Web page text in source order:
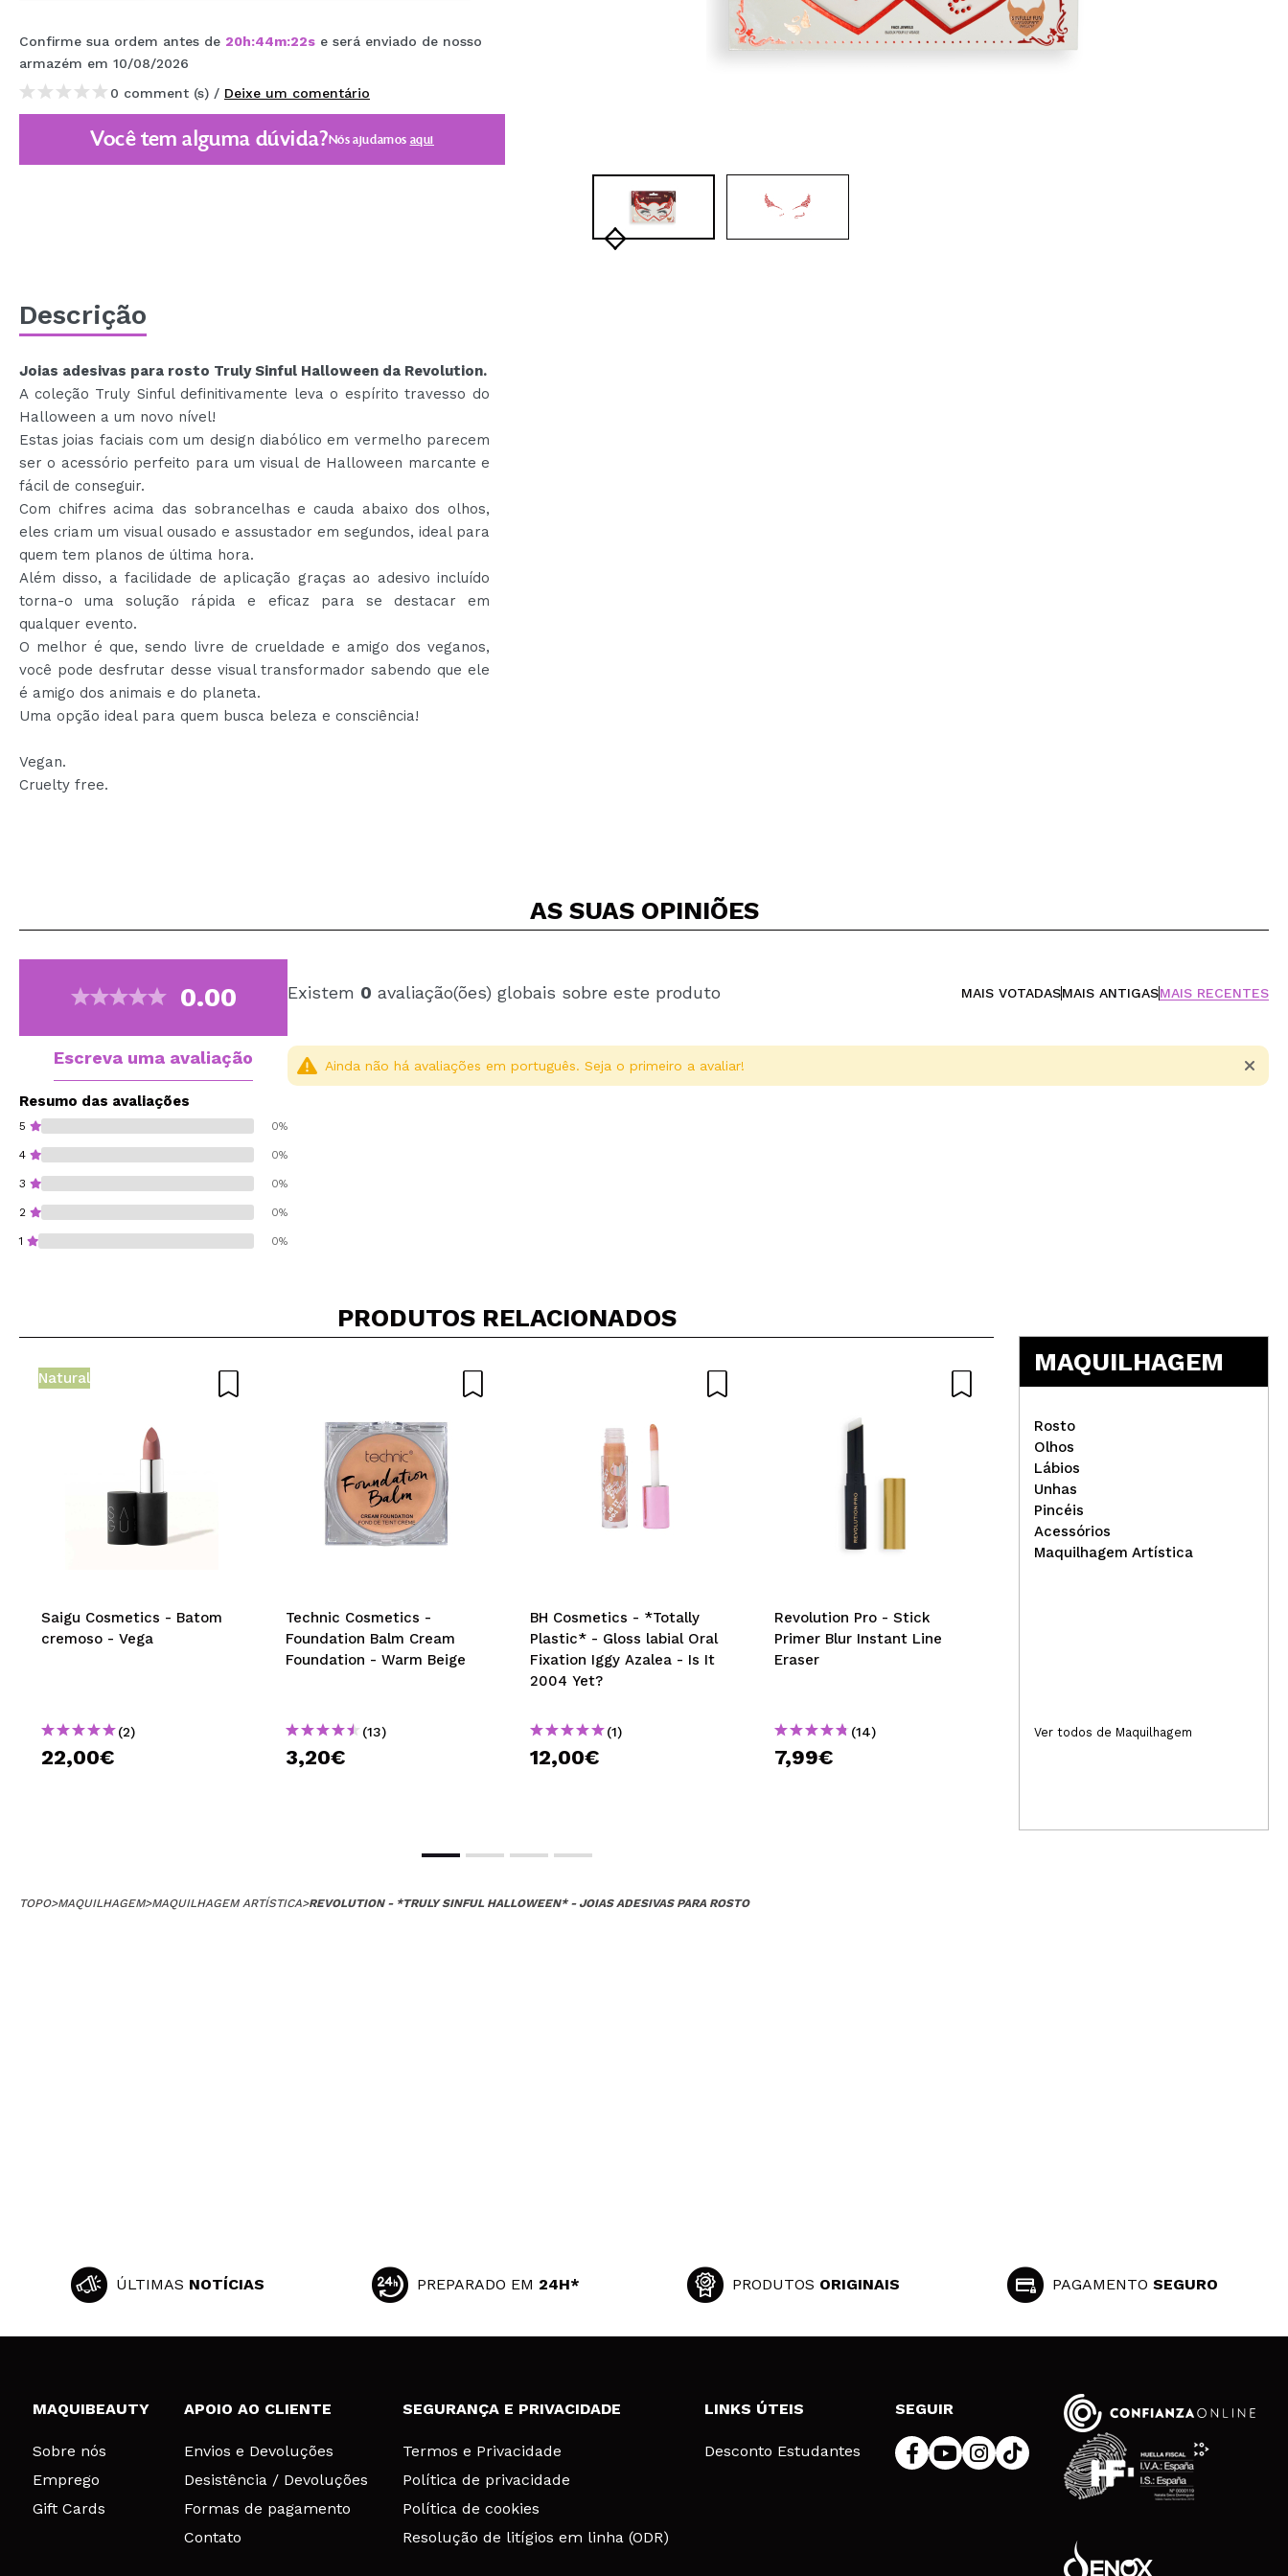
KOREA ZONE
TRAVEL SIZE
NATURE
EM BREVE
CRIAR CONTA
Confirme sua ordem antes de 20h:44m:21se será enviado de nosso
armazém em 10/08/2026
0 comment (s) / Deixe um comentário
Você tem alguma dúvida?Nós ajudamos aqui
Descrição
Joias adesivas para rosto Truly Sinful Halloween da Revolution.
A coleção Truly Sinful definitivamente leva o espírito travesso do
Halloween a um novo nível!
Estas joias faciais com um design diabólico em vermelho parecem
ser o acessório perfeito para um visual de Halloween marcante e
fácil de conseguir.
Com chifres acima das sobrancelhas e cauda abaixo dos olhos,
eles criam um visual ousado e assustador em segundos, ideal para
quem tem planos de última hora.
Além disso, a facilidade de aplicação graças ao adesivo incluído
torna-o uma solução rápida e eficaz para se destacar em
qualquer evento.
O melhor é que, sendo livre de crueldade e amigo dos veganos,
você pode desfrutar desse visual transformador sabendo que ele
é amigo dos animais e do planeta.
Uma opção ideal para quem busca beleza e consciência!
Vegan.
Cruelty free.
AS SUAS OPINIÕES
0.00
Escreva uma avaliação
Resumo das avaliações
5 0%
4 0%
3 0%
2 0%
1 0%
Existem 0 avaliação(ões) globais sobre este produto MAIS VOTADASMAIS ANTIGASMAIS RECENTES
Ainda não há avaliações em português. Seja o primeiro a avaliar!
PRODUTOS RELACIONADOS
Natural
Saigu Cosmetics - Batom
cremoso - Vega
(2)
22,00€
Technic Cosmetics -
Foundation Balm Cream
Foundation - Warm Beige
(13)
3,20€
BH Cosmetics - *Totally
Plastic* - Gloss labial Oral
Fixation Iggy Azalea - Is It
2004 Yet?
(1)
12,00€
Revolution Pro - Stick
Primer Blur Instant Line
Eraser
(14)
7,99€
COSRX - Creme Facial The
Retinol 0.1
(1)
MAQUILHAGEM
Rosto
Olhos
Lábios
Unhas
Pincéis
Acessórios
Maquilhagem Artística
Ver todos de Maquilhagem
TOPO>MAQUILHAGEM>MAQUILHAGEM ARTÍSTICA>REVOLUTION - *TRULY SINFUL HALLOWEEN* - JOIAS ADESIVAS PARA ROSTO
ÚLTIMAS NOTÍCIAS PREPARADO EM 24H* PRODUTOS ORIGINAIS PAGAMENTOSEGURO
MAQUIBEAUTY
Sobre nós
Emprego
Gift Cards
APOIO AO CLIENTE
Envios e Devoluções
Desistência / Devoluções
Formas de pagamento
Contato
SEGURANÇA E PRIVACIDADE
Termos e Privacidade
Política de privacidade
Política de cookies
Resolução de litígios em linha (ODR)
LINKS ÚTEIS
Desconto Estudantes
SEGUIR